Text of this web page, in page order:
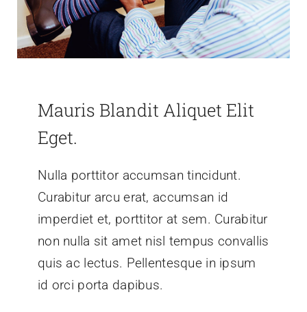
Mauris Blandit Aliquet Elit
Eget.
Nulla porttitor accumsan tincidunt.
Curabitur arcu erat, accumsan id
imperdiet et, porttitor at sem. Curabitur
non nulla sit amet nisl tempus convallis
quis ac lectus. Pellentesque in ipsum
id orci porta dapibus.